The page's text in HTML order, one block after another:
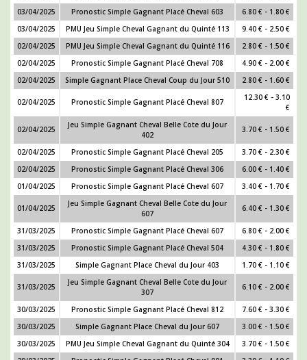
03/04/2025
Pronostic Simple Gagnant Placé Cheval 603
6.80 € - 1.80 €
03/04/2025
PMU Jeu Simple Cheval Gagnant du Quinté 113
9.40 € - 2.50 €
02/04/2025
PMU Jeu Simple Cheval Gagnant du Quinté 116
2.80 € - 1.50 €
02/04/2025
Pronostic Simple Gagnant Placé Cheval 708
4.90 € - 2.00 €
02/04/2025
Simple Gagnant Place Cheval Coup du Jour 510 2.80 € - 1.60 €
02/04/2025 Pronostic Simple Gagnant Placé Cheval 807
12.30 € - 3.10
€
02/04/2025
Jeu Simple Gagnant Cheval Belle Cote du Jour
402
3.70 € - 1.50 €
02/04/2025 Pronostic Simple Gagnant Placé Cheval 205
3.70 € - 2.30 €
02/04/2025
Pronostic Simple Gagnant Placé Cheval 306
6.00 € - 1.40 €
01/04/2025
Pronostic Simple Gagnant Placé Cheval 607 3.40 € - 1.70 €
01/04/2025
Jeu Simple Gagnant Cheval Belle Cote du Jour
607
6.40 € - 1.30 €
31/03/2025 Pronostic Simple Gagnant Placé Cheval 607
6.80 € - 2.00 €
31/03/2025
Pronostic Simple Gagnant Placé Cheval 504
4.30 € - 1.80 €
31/03/2025
Simple Gagnant Place Cheval du Jour 403 1.70 € - 1.10 €
31/03/2025
Jeu Simple Gagnant Cheval Belle Cote du Jour
307
6.10 € - 2.00 €
30/03/2025 Pronostic Simple Gagnant Placé Cheval 812
7.60 € - 3.30 €
30/03/2025
Simple Gagnant Place Cheval du Jour 607
3.00 € - 1.50 €
30/03/2025
PMU Jeu Simple Cheval Gagnant du Quinté 304
3.70 € - 1.50 €